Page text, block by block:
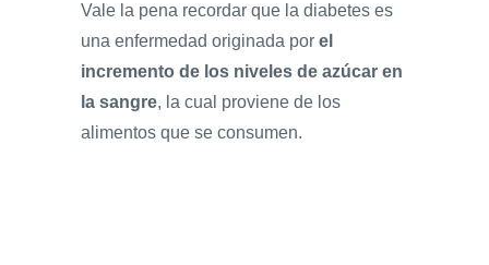
Vale la pena recordar que la diabetes es
una enfermedad originada por el
incremento de los niveles de azúcar en
la sangre, la cual proviene de los
alimentos que se consumen.